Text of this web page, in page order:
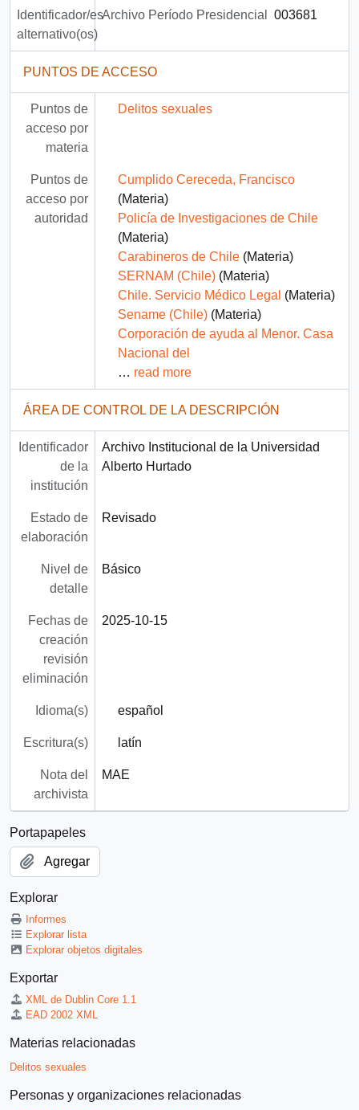
Identificador/es
alternativo(os)
Archivo Período Presidencial 003681
PUNTOS DE ACCESO
Puntos de
acceso por
materia
Delitos sexuales
Puntos de
acceso por
autoridad
Cumplido Cereceda, Francisco
(Materia)
Policía de Investigaciones de Chile
(Materia)
Carabineros de Chile(Materia)
SERNAM (Chile)(Materia)
Chile. Servicio Médico Legal (Materia)
Sename (Chile)(Materia)
Corporación de ayuda al Menor. Casa
Nacional del
… read more
ÁREA DE CONTROL DE LA DESCRIPCIÓN
Identificador
de la
institución
Archivo Institucional de la Universidad
Alberto Hurtado
Estado de
elaboración
Revisado
Nivel de
detalle
Básico
Fechas de
creación
revisión
eliminación
2025-10-15
Idioma(s) español
Escritura(s) latín
Nota del
archivista
MAE
Portapapeles
Agregar
Explorar
Informes
Explorar lista
Explorar objetos digitales
Exportar
XML de Dublin Core 1.1
EAD 2002 XML
Materias relacionadas
Delitos sexuales
Personas y organizaciones relacionadas